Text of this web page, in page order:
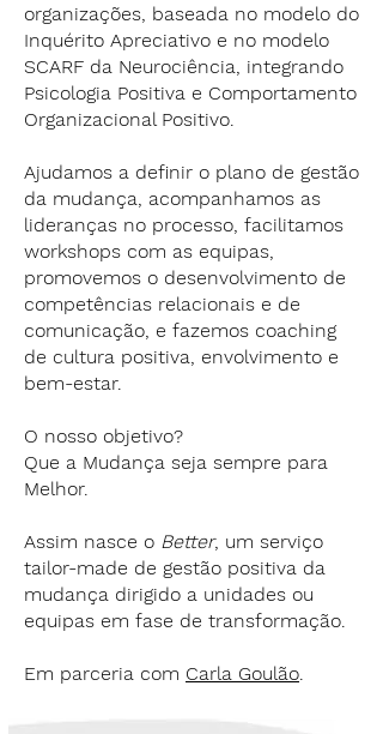
organizações, baseada no modelo do
Inquérito Apreciativo e no modelo
SCARF da Neurociência, integrando
Psicologia Positiva e Comportamento
Organizacional Positivo.
Ajudamos a definir o plano de gestão
da mudança, acompanhamos as
lideranças no processo, facilitamos
workshops com as equipas,
promovemos o desenvolvimento de
competências relacionais e de
comunicação, e fazemos coaching
de cultura positiva, envolvimento e
bem-estar.
O nosso objetivo?
Que a Mudança seja sempre para
Melhor.
Assim nasce o Better, um serviço
tailor-made de gestão positiva da
mudança dirigido a unidades ou
equipas em fase de transformação.
Em parceria com Carla Goulão.